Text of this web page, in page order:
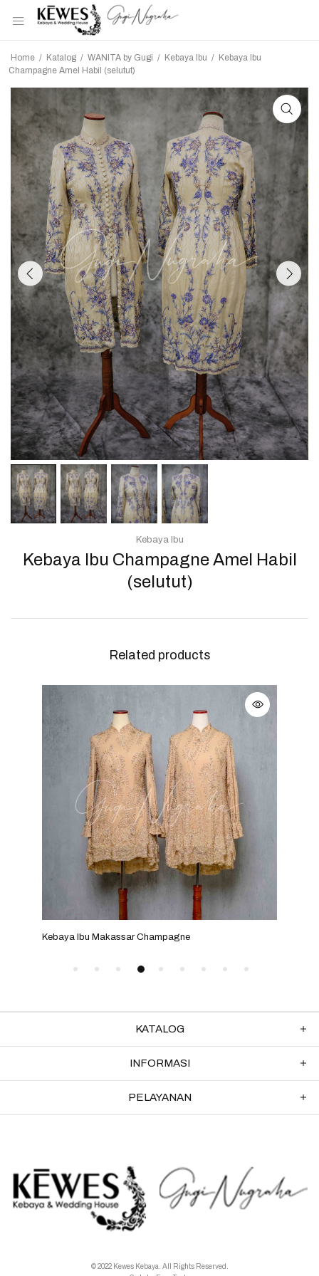
Home / Katalog / WANITA by Gugi / Kebaya Ibu / Kebaya Ibu
Champagne Amel Habil (selutut)
Kebaya Ibu Champagne Amel Habil
(selutut)
Kebaya Ibu
Related products
Kebaya Ibu Makassar Champagne
KATALOG
INFORMASI
PELAYANAN
© 2022 Kewes Kebaya. All Rights Reserved.